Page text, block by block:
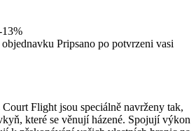
13%
Pripsano po potvrzeni vasi
Flight jsou speciálně navrženy tak,
které se věnují házené. Spojují výkon